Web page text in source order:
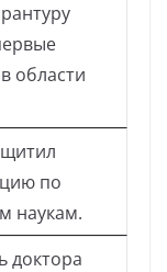
области
по
наукам.
доктора